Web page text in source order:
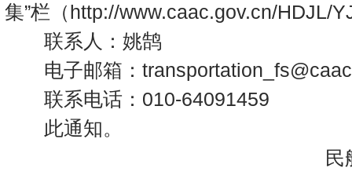
集”栏（http://www.caac.gov.cn/HDJL/
联系人：姚鹄
电子邮箱：
联系电话：010-64091459
此通知。
民航